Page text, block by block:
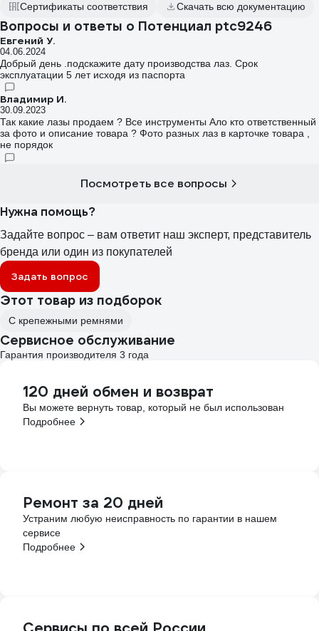
Сертификаты соответствия Скачать всю документацию
Вопросы и ответы о Потенциал ptc9246
Евгений У.
04.06.2024
Добрый день .подскажите дату производства лаз. Срок
эксплуатации 5 лет исходя из паспорта
Владимир И.
30.09.2023
Так какие лазы продаем ? Все инструменты Ало кто ответственный
за фото и описание товара ? Фото разных лаз в карточке товара ,
не порядок
Посмотреть все вопросы
Нужна помощь?
Задайте вопрос – вам ответит наш эксперт, представитель
бренда или один из покупателей
Задать вопрос
Этот товар из подборок
С крепежными ремнями
Сервисное обслуживание
Гарантия производителя 3 года
120 дней обмен и возврат
Вы можете вернуть товар, который не был использован
Подробнее
Ремонт за 20 дней
Устраним любую неисправность по гарантии в нашем
сервисе
Подробнее